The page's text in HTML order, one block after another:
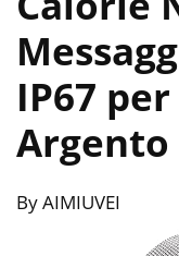
IP67
Argento
By AIMIUVEI